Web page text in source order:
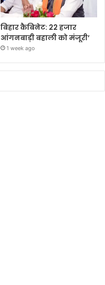
बिहार कैबिनेट: 22 हजार
आंगनबाड़ी बहाली को मंजूरी’
1 week ago